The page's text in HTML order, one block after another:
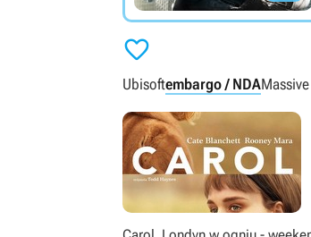

Ubisoftembargo / NDA